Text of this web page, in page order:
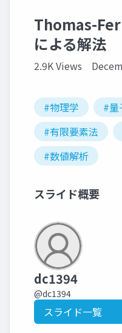
Thomas-
による解法
2.9K Views
#物理学
#量
#有限要素法
#数値解析
スライド概要
dc1394
@dc1394
スライド一覧